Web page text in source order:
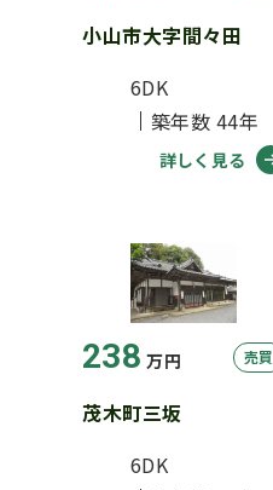
小山市大字間々田
6DK
築年数 44年
詳しく見る
238 万円 売買
茂木町三坂
6DK